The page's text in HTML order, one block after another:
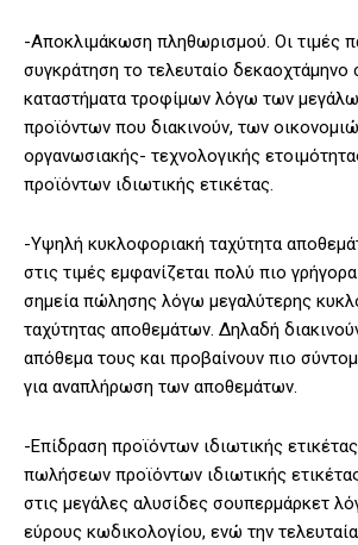
-Αποκλιμάκωση πληθωρισμού. Οι τιμές
συγκράτηση το τελευταίο δεκαοχτάμηνο
καταστήματα τροφίμων λόγω των
προϊόντων που διακινούν, των
οργανωσιακής- τεχνολογικής
προϊόντων ιδιωτικής ετικέτας.
-Υψηλή κυκλοφοριακή ταχύτητα
στις τιμές εμφανίζεται πολύ πιο
σημεία πώλησης λόγω μεγαλύτερης
ταχύτητας αποθεμάτων. Δηλαδή
απόθεμα τους και προβαίνουν πιο
για αναπλήρωση των αποθεμάτων.
-Επίδραση προϊόντων ιδιωτικής
πωλήσεων προϊόντων ιδιωτικής
στις μεγάλες αλυσίδες σουπερμάρκετ
εύρους κωδικολογίου, ενώ την τελευταία